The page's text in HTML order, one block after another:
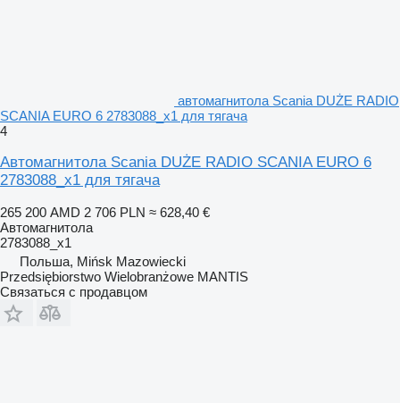
автомагнитола Scania DUŻE RADIO
SCANIA EURO 6 2783088_x1 для тягача
4
Автомагнитола Scania DUŻE RADIO SCANIA EURO 6
2783088_x1 для тягача
265 200 AMD 2 706 PLN ≈ 628,40 €
Автомагнитола
2783088_x1
Польша, Mińsk Mazowiecki
Przedsiębiorstwo Wielobranżowe MANTIS
Связаться с продавцом